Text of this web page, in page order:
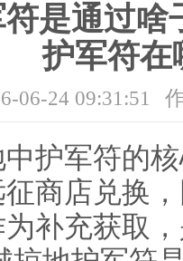
是通过啥
护军符在
06-24 09:31:51
护军符的
商店兑换
补充获取